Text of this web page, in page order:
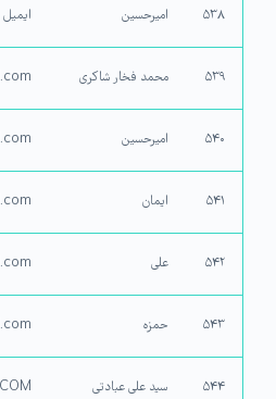
۵۳۸ امیرحسین ایمیل
۵۳۹ محمد فخار شاکری
۵۴۰ امیرحسین
۵۴۱ ایمان
۵۴۲ علی
۵۴۳ حمزه
۵۴۴ سید علی عبادتی